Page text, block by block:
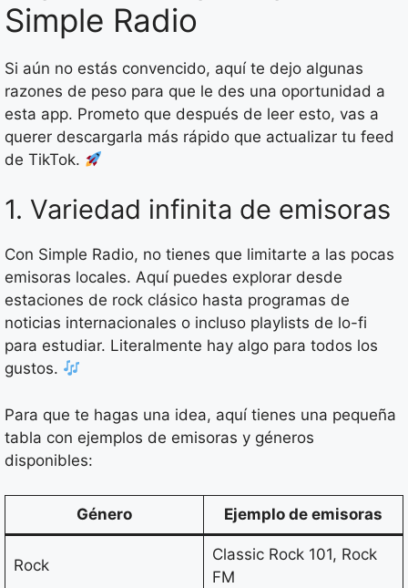
Simple Radio
Si aún no estás convencido, aquí te dejo algunas
razones de peso para que le des una oportunidad a
esta app. Prometo que después de leer esto, vas a
querer descargarla más rápido que actualizar tu feed
de TikTok.
1. Variedad infinita de emisoras
Con Simple Radio, no tienes que limitarte a las pocas
emisoras locales. Aquí puedes explorar desde
estaciones de rock clásico hasta programas de
noticias internacionales o incluso playlists de lo-fi
para estudiar. Literalmente hay algo para todos los
gustos.
Para que te hagas una idea, aquí tienes una pequeña
tabla con ejemplos de emisoras y géneros
disponibles:
Género Ejemplo de emisoras
Rock
Classic Rock 101, Rock
FM